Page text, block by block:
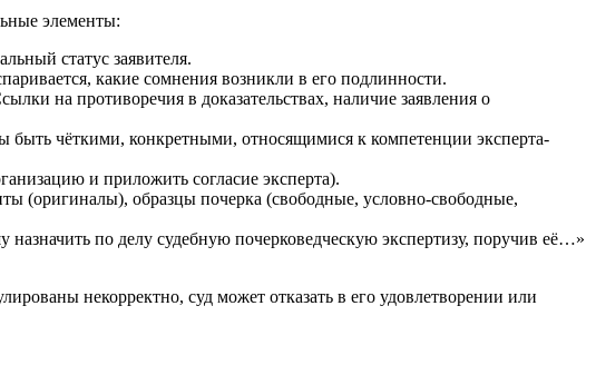
элементы:
статус заявителя.
какие сомнения возникли в его подлинности.
на противоречия в доказательствах, наличие заявления о
быть чёткими, конкретными, относящимися к компетенции эксперта-
и приложить согласие эксперта).
(оригиналы), образцы почерка (свободные, условно-свободные,
по делу судебную почерковедческую экспертизу, поручив её…»
некорректно, суд может отказать в его удовлетворении или